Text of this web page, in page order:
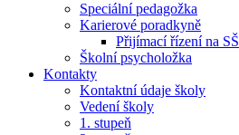
Speciální pedagožka
Karierové poradkyně
Přijímací řízení na SŠ
Školní psycholožka
Kontakty
Kontaktní údaje školy
Vedení školy
1. stupeň